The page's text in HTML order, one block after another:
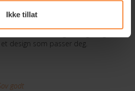
Ikke tillat
ligger alt til rette for en god natts
design som passer deg.
godt